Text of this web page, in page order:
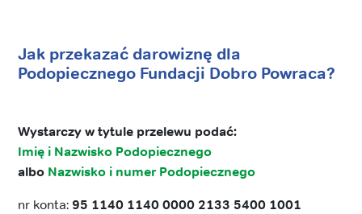
Jak przekazać darowiznę dla
Podopiecznego Fundacji Dobro Powraca?
Wystarczy w tytule przelewu podać:
Imię i Nazwisko Podopiecznego
albo Nazwisko i numer Podopiecznego
nr konta: 95 1140 1140 0000 2133 5400 1001